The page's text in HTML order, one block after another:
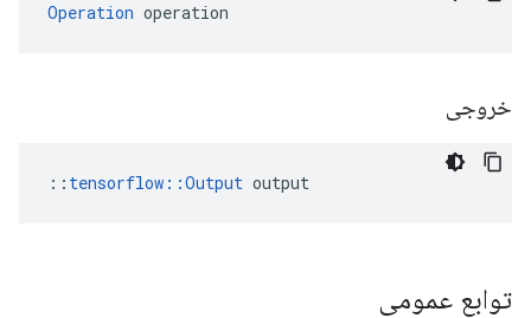
Operation operation
خروجی
:: tensorflow::Output output
توابع عمومی